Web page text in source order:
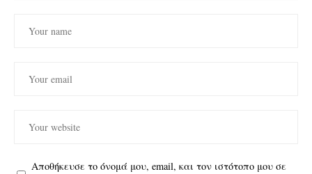
Αποθήκευσε το όνομά μου, email, και τον ιστότοπο μου σε